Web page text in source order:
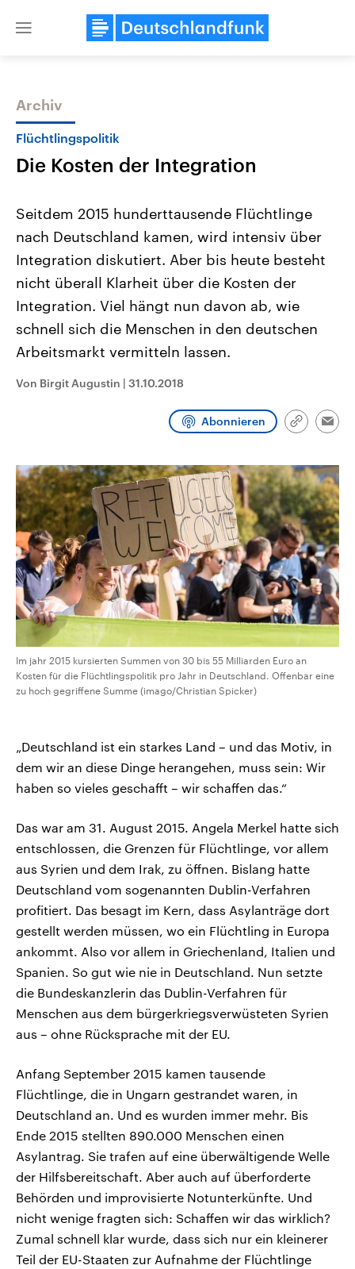
Close
Themen
Landtagswahl Sachsen-Anhalt
2026
Alle Informationen
Sachsen-Anhalt wählt am 6.
September 2026 einen neuen
Bundesland von einer Koalition aus
Umfragen, Prognosen,
Wahlprogramme, aktuelle Berichte
und Kandidaten der anstehenden
USA
Aktuelle Beiträge,
Hintergründe
Wirtschaftlich und
gehören die Vereinigten
mit großem Einfluss auf
Archiv
Flüchtlingspolitik
Die Kosten der Integration
Seitdem 2015 hunderttausende Flüchtlinge
nach Deutschland kamen, wird intensiv über
Integration diskutiert. Aber bis heute besteht
nicht überall Klarheit über die Kosten der
Integration. Viel hängt nun davon ab, wie
schnell sich die Menschen in den deutschen
Arbeitsmarkt vermitteln lassen.
Von Birgit Augustin | 31.10.2018
Abonnieren
Link
Im jahr 2015 kursierten Summen von 30 bis 55 Milliarden Euro an
Kosten für die Flüchtlingspolitik pro Jahr in Deutschland. Offenbar eine
zu hoch gegriffene Summe (imago/Christian Spicker)
„Deutschland ist ein starkes Land – und das Motiv, in
dem wir an diese Dinge herangehen, muss sein: Wir
haben so vieles geschafft – wir schaffen das.“
Das war am 31. August 2015. Angela Merkel hatte sich
entschlossen, die Grenzen für Flüchtlinge, vor allem
aus Syrien und dem Irak, zu öffnen. Bislang hatte
Deutschland vom sogenannten Dublin-Verfahren
profitiert. Das besagt im Kern, dass Asylanträge dort
gestellt werden müssen, wo ein Flüchtling in Europa
ankommt. Also vor allem in Griechenland, Italien und
Spanien. So gut wie nie in Deutschland. Nun setzte
die Bundeskanzlerin das Dublin-Verfahren für
Menschen aus dem bürgerkriegsverwüsteten Syrien
aus – ohne Rücksprache mit der EU.
Anfang September 2015 kamen tausende
Flüchtlinge, die in Ungarn gestrandet waren, in
Deutschland an. Und es wurden immer mehr. Bis
Ende 2015 stellten 890.000 Menschen einen
Asylantrag. Sie trafen auf eine überwältigende Welle
der Hilfsbereitschaft. Aber auch auf überforderte
Behörden und improvisierte Notunterkünfte. Und
nicht wenige fragten sich: Schaffen wir das wirklich?
Zumal schnell klar wurde, dass sich nur ein kleinerer
Teil der EU-Staaten zur Aufnahme der Flüchtlinge